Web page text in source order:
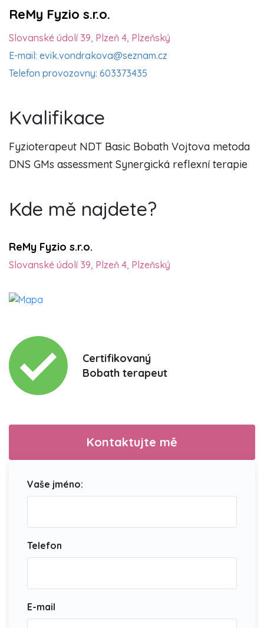
ReMy Fyzio s.r.o.
Slovanské údolí 39, Plzeň 4, Plzeňský
E-mail: evik.vondrakova@seznam.cz
Telefon provozovny: 603373435
Kvalifikace
Fyzioterapeut NDT Basic Bobath Vojtova metoda
DNS GMs assessment Synergická reflexní terapie
Kde mě najdete?
ReMy Fyzio s.r.o.
Slovanské údolí 39, Plzeň 4, Plzeňský
Certifikovaný
Bobath terapeut
Kontaktujte mě
Vaše jméno:
Telefon
E-mail